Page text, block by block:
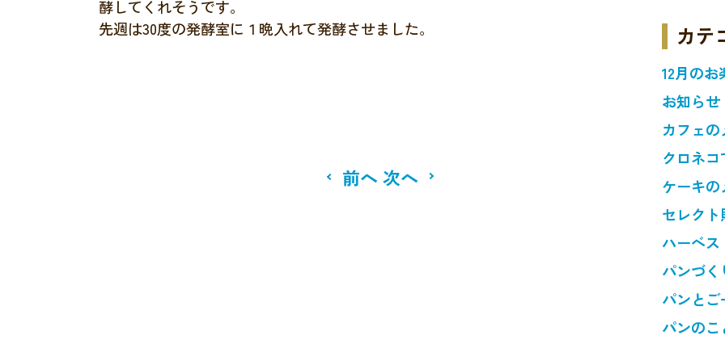
酵してくれそうです。
先週は30度の発酵室に１晩入れて発酵させました。
前へ 次へ
カテ
12月のお
お知らせ
カフェの
クロネ
ケーキの
セレクト
ハーベス
パンづ
パンとご
パンのこ